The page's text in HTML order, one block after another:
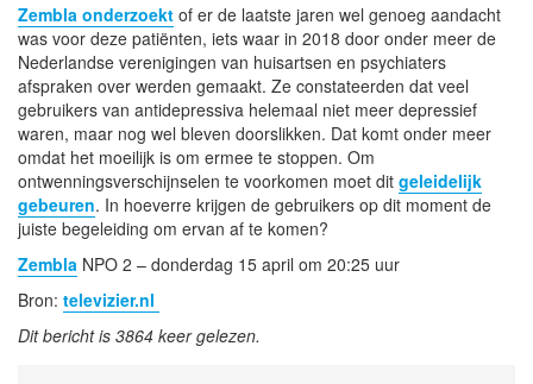
Zembla onderzoekt of er de laatste jaren wel genoeg aandacht
was voor deze patiënten, iets waar in 2018 door onder meer de
Nederlandse verenigingen van huisartsen en psychiaters
afspraken over werden gemaakt. Ze constateerden dat veel
gebruikers van antidepressiva helemaal niet meer depressief
waren, maar nog wel bleven doorslikken. Dat komt onder meer
omdat het moeilijk is om ermee te stoppen. Om
ontwenningsverschijnselen te voorkomen moet dit geleidelijk
gebeuren. In hoeverre krijgen de gebruikers op dit moment de
juiste begeleiding om ervan af te komen?
Zembla NPO 2 – donderdag 15 april om 20:25 uur
Bron: televizier.nl
Dit bericht is 3864 keer gelezen.